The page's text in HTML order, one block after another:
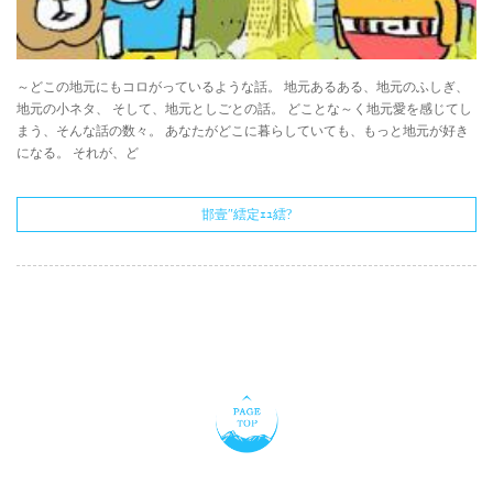
～どこの地元にもコロがっているような話。 地元あるある、地元のふしぎ、
地元の小ネタ、 そして、地元としごとの話。 どことな～く地元愛を感じてし
まう、そんな話の数々。 あなたがどこに暮らしていても、もっと地元が好き
になる。 それが、ど
邯壹″繧定ｪｭ繧?